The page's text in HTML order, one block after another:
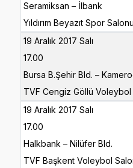
Seramiksan – İlbank
Yıldırım Beyazıt Spor Salonu
19 Aralık 2017 Salı
17.00
Bursa B.Şehir Bld. –
TVF Cengiz Göllü Voleybol
19 Aralık 2017 Salı
17.00
Halkbank – Nilüfer Bld.
TVF Başkent Voleybol